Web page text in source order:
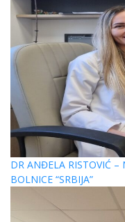
DR ANĐELA RISTOVIĆ –
BOLNICE “SRBIJA”